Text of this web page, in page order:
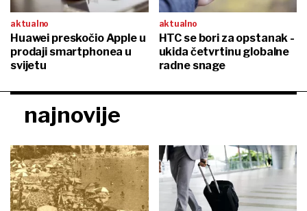
aktualno
Huawei preskočio Apple u
prodaji smartphonea u
svijetu
aktualno
HTC se bori za opstanak -
ukida četvrtinu globalne
radne snage
najnovije